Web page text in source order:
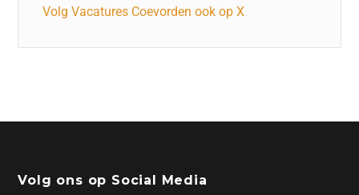
Volg Vacatures Coevorden ook op X
Volg ons op Social Media